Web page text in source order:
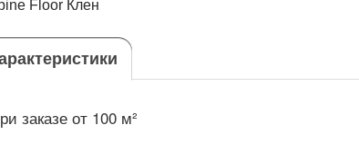
Floor Клен
заказе от 100 м²